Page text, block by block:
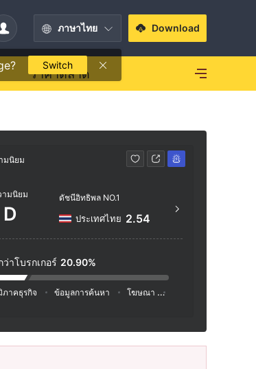
ภาษาไทย
Switch
Download
ราคาตลาด
มนิยม
ามนิยม
D
ดัชนีอิทธิพล NO.1
ประเทศไทย 2.54
ว่าโบรกเกอร์ 20.90%
ภาคธุรกิจ ข้อมูลการค้นหา โฆษณา